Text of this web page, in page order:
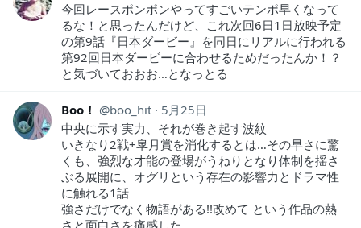
今回レースポンポンやってすごいテンポ早くなって
るな！と思ったんだけど、これ次回6日1日放映予定
の第9話『日本ダービー』を同日にリアルに行われる
第92回日本ダービーに合わせるためだったんか！？
と気づいておおお…となっとる
Boo！ boo_hit
5月25日
中央に示す実力、それが巻き起す波紋
いきなり2戦+皐月賞を消化するとは…その早さに驚
くも、強烈な才能の登場がうねりとなり体制を揺さ
ぶる展開に、オグリという存在の影響力とドラマ性
に触れる1話
強さだけでなく物語がある!!改めて という作品の熱